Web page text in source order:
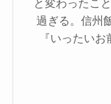
と変わったこ
過ぎる。信州
『いったい